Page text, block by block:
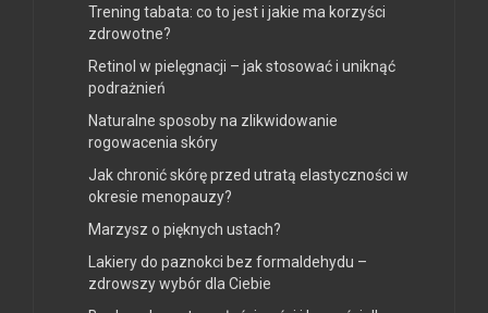
Trening tabata: co to jest i jakie ma korzyści
zdrowotne?
Retinol w pielęgnacji – jak stosować i uniknąć
podrażnień
Naturalne sposoby na zlikwidowanie
rogowacenia skóry
Jak chronić skórę przed utratą elastyczności w
okresie menopauzy?
Marzysz o pięknych ustach?
Lakiery do paznokci bez formaldehydu –
zdrowszy wybór dla Ciebie